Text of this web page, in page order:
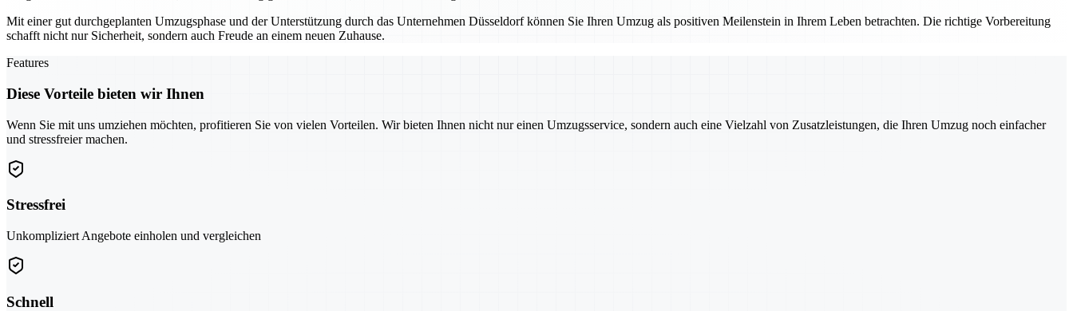
Mit einer gut durchgeplanten Umzugsphase und der Unterstützung durch das Unternehmen Düsseldorf können Sie Ihren Umzug als positiven Meilenstein in Ihrem Leben betrachten. Die richtige Vorbereitung
schafft nicht nur Sicherheit, sondern auch Freude an einem neuen Zuhause.
Features
Diese Vorteile bieten wir Ihnen
Wenn Sie mit uns umziehen möchten, profitieren Sie von vielen Vorteilen. Wir bieten Ihnen nicht nur einen Umzugsservice, sondern auch eine Vielzahl von Zusatzleistungen, die Ihren Umzug noch einfacher
und stressfreier machen.
Stressfrei
Unkompliziert Angebote einholen und vergleichen
Schnell